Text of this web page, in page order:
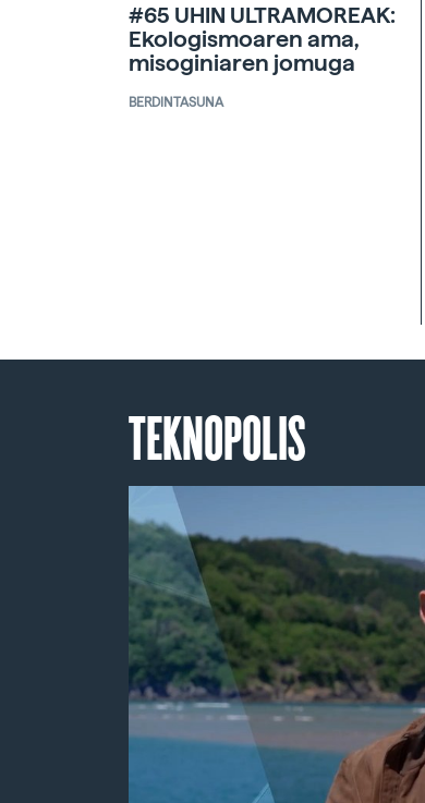
#65 UHIN ULTRAMOREAK:
Ekologismoaren ama,
misoginiaren jomuga
BERDINTASUNA
TEKNOPOLIS